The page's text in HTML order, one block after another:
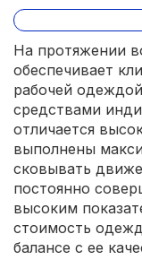
На протяжении
обеспечивает
рабочей
средствами
отличается
выполнены
сковывать
постоянно
высоким
стоимость
балансе с ее